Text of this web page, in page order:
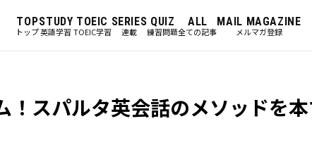
TOP
トップ
STUDY
英語学習
TOEIC
TOEIC学習
SERIES
連載
QUIZ
練習問題
ALL
全ての記事
MAIL MAGAZINE
メルマガ登録
！スパルタ英会話のメソッドを